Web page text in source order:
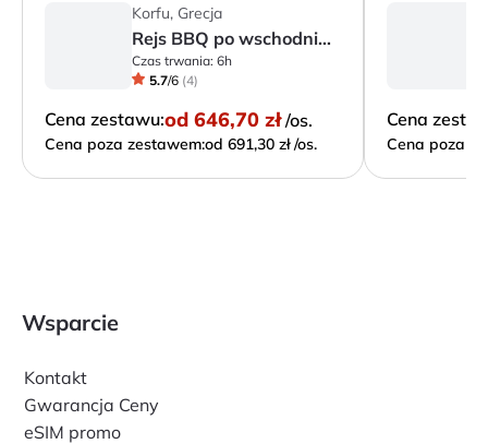
Korfu, Grecja
Rejs BBQ po wschodnim wybrzeżu (w j. polskim)
Czas trwania: 6h
5.7/6 (4)
Cena zestawu:od 646,70 zł /os.
Cena poza zestawem:od 691,30 zł /os.
Cena
Cena poza
Wsparcie
Kontakt
Gwarancja Ceny
eSIM promo